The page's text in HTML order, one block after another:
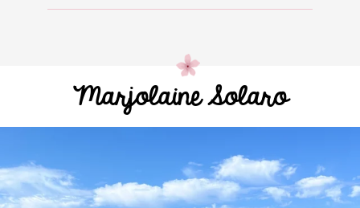
Marjolaine Solaro